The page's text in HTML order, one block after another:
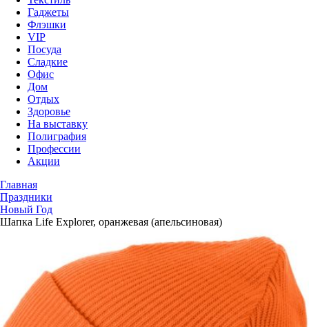
Гаджеты
Флэшки
VIP
Посуда
Сладкие
Офис
Дом
Отдых
Здоровье
На выставку
Полиграфия
Профессии
Акции
Главная
Праздники
Новый Год
Шапка Life Explorer, оранжевая (апельсиновая)